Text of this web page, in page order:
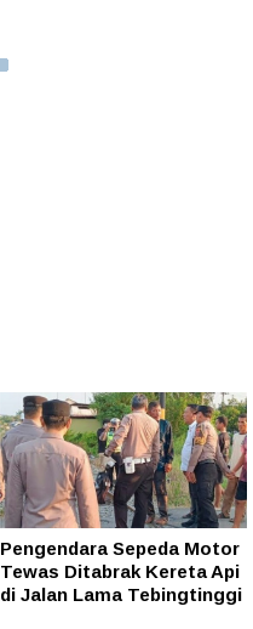
Pengendara Sepeda Motor
Tewas Ditabrak Kereta Api
di Jalan Lama Tebingtinggi